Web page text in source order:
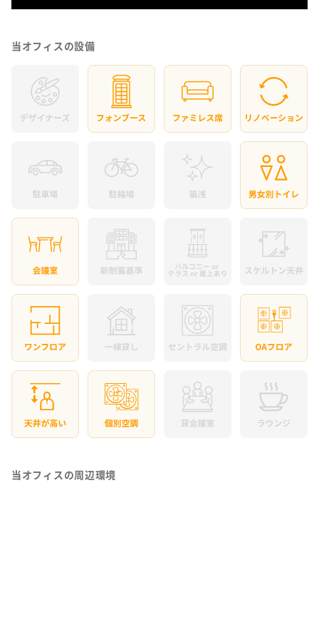
当オフィスの設備
当オフィスの周辺環境